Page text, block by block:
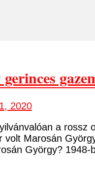
2020
a
Marosán
György?